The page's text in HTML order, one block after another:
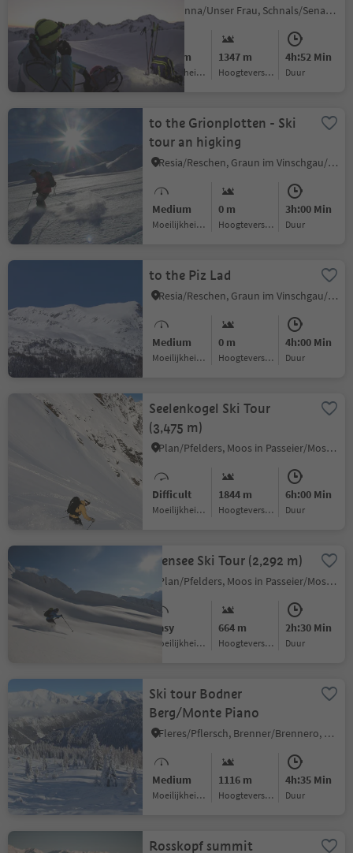
Madonna di
Senales/Unser Frau)
Madonna/Unser Frau, Schnals/Senales, Vinschgau/Val Venosta
Medium
Moeilijkheidsgraad
1347 m
Hoogteverschil
4h:52 Min
Duur
to the Grionplotten - Ski
tour an higking
Resia/Reschen, Graun im Vinschgau/Curon Venosta, Vinschgau/Val Venosta
Medium
Moeilijkheidsgraad
0 m
Hoogteverschil
3h:00 Min
Duur
to the Piz Lad
Resia/Reschen, Graun im Vinschgau/Curon Venosta, Vinschgau/Val Venosta
Medium
Moeilijkheidsgraad
0 m
Hoogteverschil
4h:00 Min
Duur
Seelenkogel Ski Tour
(3,475 m)
Plan/Pfelders, Moos in Passeier/Moso in Passiria, Meran/Merano and environs
Difficult
Moeilijkheidsgraad
1844 m
Hoogteverschil
6h:00 Min
Duur
Erensee Ski Tour (2,292 m)
Plan/Pfelders, Moos in Passeier/Moso in Passiria, Meran/Merano and environs
Easy
Moeilijkheidsgraad
664 m
Hoogteverschil
2h:30 Min
Duur
Ski tour Bodner
Berg/Monte Piano
Fleres/Pflersch, Brenner/Brennero, Sterzing/Vipiteno and environs
Medium
Moeilijkheidsgraad
1116 m
Hoogteverschil
4h:35 Min
Duur
Rosskopf summit